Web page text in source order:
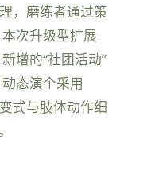
，磨练者通过策
次升级型扩展
增的“社团活动”
态演个采用
式与肢体动作细